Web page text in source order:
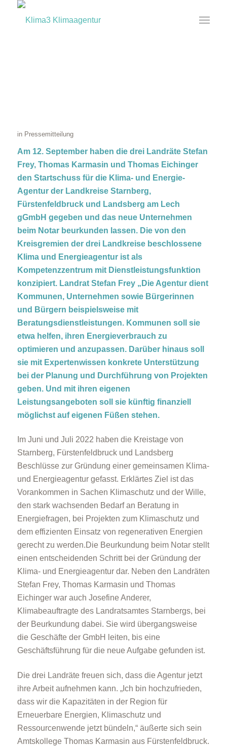
in Pressemitteilung
Am 12. September haben die drei Landräte Stefan
Frey, Thomas Karmasin und Thomas Eichinger
den Startschuss für die Klima- und Energie-
Agentur der Landkreise Starnberg,
Fürstenfeldbruck und Landsberg am Lech
gGmbH gegeben und das neue Unternehmen
beim Notar beurkunden lassen. Die von den
Kreisgremien der drei Landkreise beschlossene
Klima und Energieagentur ist als
Kompetenzzentrum mit Dienstleistungsfunktion
konzipiert. Landrat Stefan Frey „Die Agentur dient
Kommunen, Unternehmen sowie Bürgerinnen
und Bürgern beispielsweise mit
Beratungsdienstleistungen. Kommunen soll sie
etwa helfen, ihren Energieverbrauch zu
optimieren und anzupassen. Darüber hinaus soll
sie mit Expertenwissen konkrete Unterstützung
bei der Planung und Durchführung von Projekten
geben. Und mit ihren eigenen
Leistungsangeboten soll sie künftig finanziell
möglichst auf eigenen Füßen stehen.
Im Juni und Juli 2022 haben die Kreistage von
Starnberg, Fürstenfeldbruck und Landsberg
Beschlüsse zur Gründung einer gemeinsamen Klima-
und Energieagentur gefasst. Erklärtes Ziel ist das
Vorankommen in Sachen Klimaschutz und der Wille,
den stark wachsenden Bedarf an Beratung in
Energiefragen, bei Projekten zum Klimaschutz und
dem effizienten Einsatz von regenerativen Energien
gerecht zu werden.Die Beurkundung beim Notar stellt
einen entscheidenden Schritt bei der Gründung der
Klima- und Energieagentur dar. Neben den Landräten
Stefan Frey, Thomas Karmasin und Thomas
Eichinger war auch Josefine Anderer,
Klimabeauftragte des Landratsamtes Starnbergs, bei
der Beurkundung dabei. Sie wird übergangsweise
die Geschäfte der GmbH leiten, bis eine
Geschäftsführung für die neue Aufgabe gefunden ist.
Die drei Landräte freuen sich, dass die Agentur jetzt
ihre Arbeit aufnehmen kann. „Ich bin hochzufrieden,
dass wir die Kapazitäten in der Region für
Erneuerbare Energien, Klimaschutz und
Ressourcenwende jetzt bündeln,“ äußerte sich sein
Amtskollege Thomas Karmasin aus Fürstenfeldbruck.